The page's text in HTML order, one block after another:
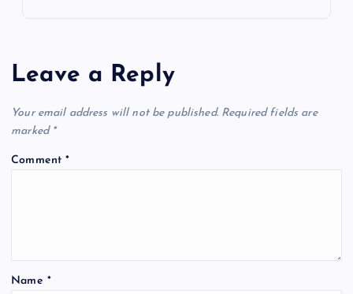
Leave a Reply
Your email address will not be published. Required fields are
marked *
Comment*
Name *